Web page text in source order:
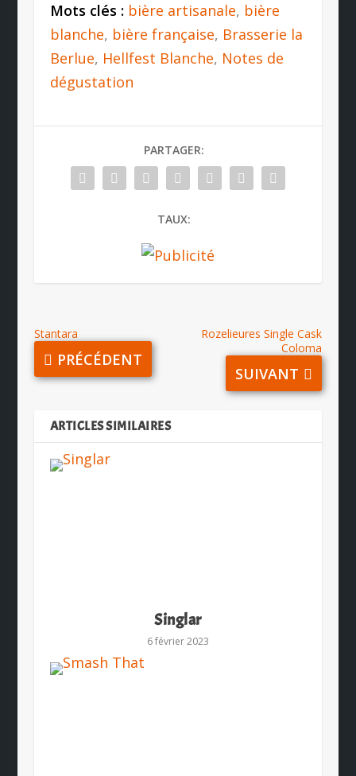
Mots clés : bière artisanale, bière
blanche, bière française, Brasserie la
Berlue, Hellfest Blanche, Notes de
dégustation
PARTAGER:
TAUX:
Stantara
PRÉCÉDENT
Rozelieures Single Cask
Coloma
SUIVANT
ARTICLES SIMILAIRES
Singlar
6 février 2023